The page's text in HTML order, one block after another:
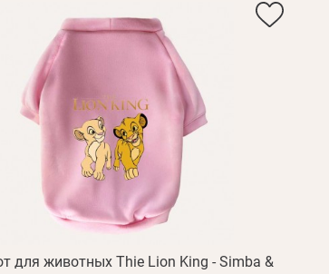
для животных Thie Lion King - Simba &